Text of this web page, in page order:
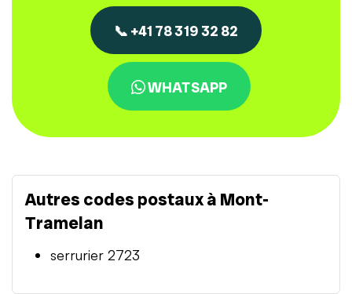
📞 +41 78 319 32 82
WHATSAPP
Autres codes postaux à Mont-
Tramelan
serrurier 2723